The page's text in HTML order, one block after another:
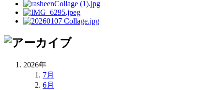
2026年
7月
6月